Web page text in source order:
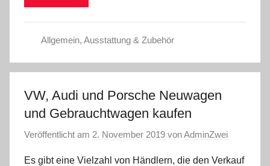
Allgemein, Ausstattung & Zubehör
VW, Audi und Porsche Neuwagen
und Gebrauchtwagen kaufen
Veröffentlicht am 2. November 2019 vonAdminZwei
Es gibt eine Vielzahl von Händlern, die den Verkauf